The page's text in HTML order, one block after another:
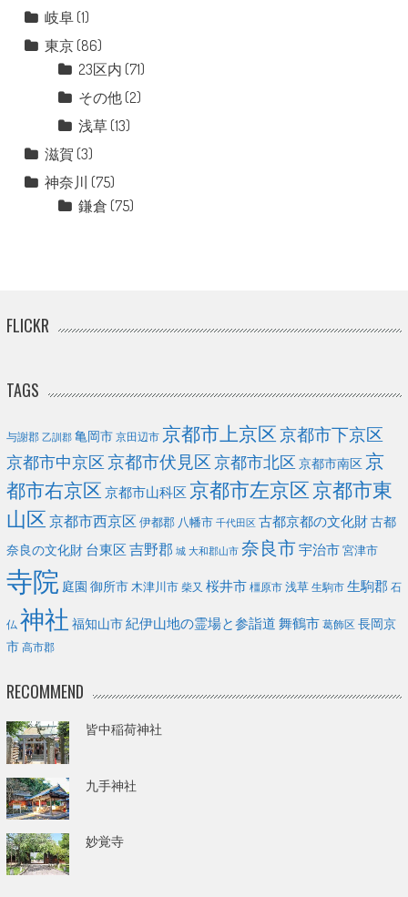
岐阜(1)
東京(86)
23区内 (71)
その他(2)
浅草(13)
滋賀 (3)
神奈川 (75)
鎌倉 (75)
FLICKR
TAGS
与謝郡 乙訓郡 亀岡市 京田辺市 京都市上京区京都市下京区
京都市中京区京都市伏見区京都市北区 京都市南区 京
都市右京区 京都市山科区 京都市左京区京都市東
山区京都市西京区 伊都郡 八幡市 千代田区 古都京都の文化財古都
奈良の文化財 台東区 吉野郡 城 大和郡山市 奈良市宇治市 宮津市
寺院 庭園 御所市 木津川市 柴又 桜井市 橿原市 浅草 生駒市 生駒郡 石
仏 神社 福知山市紀伊山地の霊場と参詣道 舞鶴市 葛飾区 長岡京
市 高市郡
RECOMMEND
皆中稲荷神社
九手神社
妙覚寺